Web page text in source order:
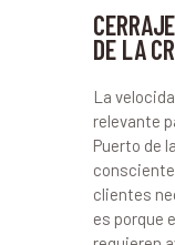
DE LA
La
relevante
Puerto de
clientes
es porque